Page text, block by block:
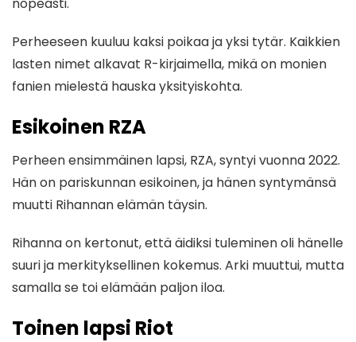
Perheeseen kuuluu kaksi poikaa ja yksi tytär. Kaikkien
lasten nimet alkavat R-kirjaimella, mikä on monien
fanien mielestä hauska yksityiskohta.
Esikoinen RZA
Perheen ensimmäinen lapsi, RZA, syntyi vuonna 2022.
Hän on pariskunnan esikoinen, ja hänen syntymänsä
muutti Rihannan elämän täysin.
Rihanna on kertonut, että äidiksi tuleminen oli hänelle
suuri ja merkityksellinen kokemus. Arki muuttui, mutta
samalla se toi elämään paljon iloa.
Toinen lapsi Riot